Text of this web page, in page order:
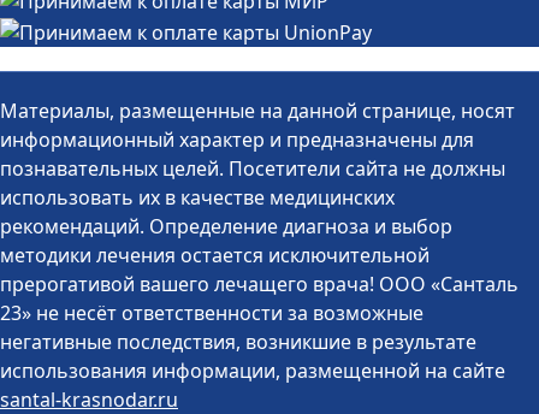
Материалы, размещенные на данной странице, носят
информационный характер и предназначены для
познавательных целей. Посетители сайта не должны
использовать их в качестве медицинских
рекомендаций. Определение диагноза и выбор
методики лечения остается исключительной
прерогативой вашего лечащего врача! ООО «Санталь
23» не несёт ответственности за возможные
негативные последствия, возникшие в результате
использования информации, размещенной на сайте
santal-krasnodar.ru